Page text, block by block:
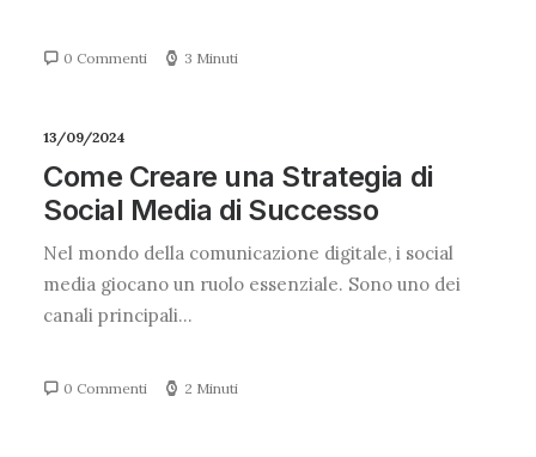
0 Commenti 3 Minuti
13/09/2024
Come Creare una Strategia di
Social Media di Successo
Nel mondo della comunicazione digitale, i social
media giocano un ruolo essenziale. Sono uno dei
canali principali…
0 Commenti 2 Minuti